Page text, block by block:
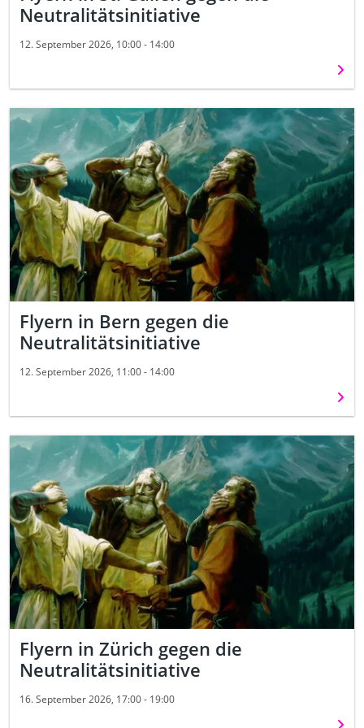
Neutralitätsinitiative
12. September 2026, 10:00 - 14:00
Flyern in Bern gegen die
Neutralitätsinitiative
12. September 2026, 11:00 - 14:00
Flyern in Zürich gegen die
Neutralitätsinitiative
16. September 2026, 17:00 - 19:00